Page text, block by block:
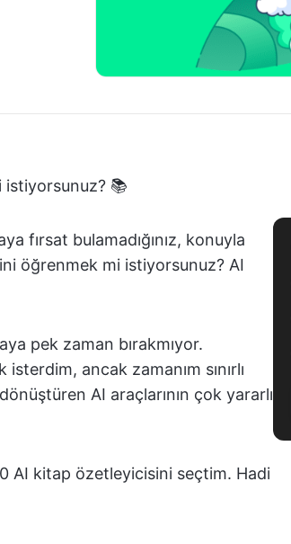
istiyorsunuz? 📚
fırsat bulamadığınız, konuyla
öğrenmek mi istiyorsunuz? AI
pek zaman bırakmıyor.
ancak zamanım sınırlı
AI araçlarının çok yararlı
AI kitap özetleyicisini seçtim. Hadi